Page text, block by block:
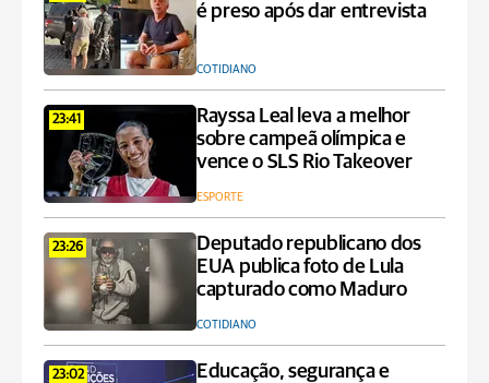
é preso após dar entrevista
COTIDIANO
23:41
Rayssa Leal leva a melhor
sobre campeã olímpica e
vence o SLS Rio Takeover
ESPORTE
23:26
Deputado republicano dos
EUA publica foto de Lula
capturado como Maduro
COTIDIANO
23:02
Educação, segurança e